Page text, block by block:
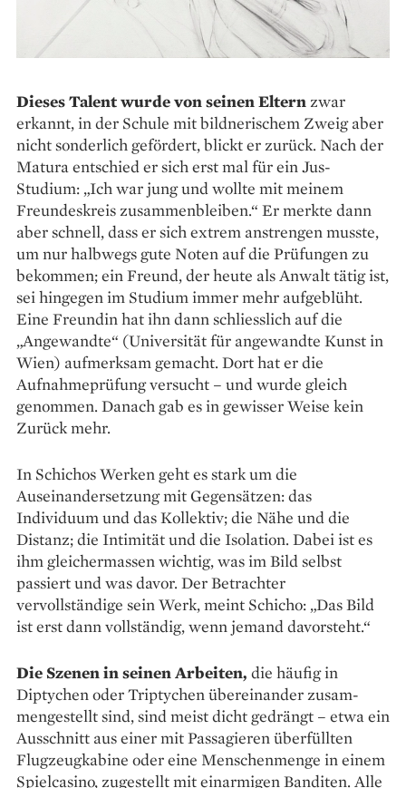
Dieses Talent wurde von seinen Elternzwar
erkannt, in der Schule mit bildnerischem Zweig aber
nicht sonderlich gefördert, blickt er zurück. Nach der
Matura entschied er sich erst mal für ein Jus-
Studium: „Ich war jung und wollte mit meinem
Freundeskreis zusammenbleiben.“ Er merkte dann
aber schnell, dass er sich extrem anstrengen musste,
um nur halbwegs gute Noten auf die Prüfungen zu
bekommen; ein Freund, der heute als Anwalt tätig ist,
sei hingegen im Studium immer mehr aufgeblüht.
Eine Freundin hat ihn dann schliesslich auf die
„Angewandte“ (Universität für angewandte Kunst in
Wien) aufmerksam gemacht. Dort hat er die
Aufnahmeprüfung versucht – und wurde gleich
genommen. Danach gab es in gewisser Weise kein
Zurück mehr.
In Schichos Werken geht es stark um die
Auseinandersetzung mit Gegensätzen: das
Individuum und das Kollektiv; die Nähe und die
Distanz; die Intimität und die Isolation. Dabei ist es
ihm gleichermassen wichtig, was im Bild selbst
passiert und was davor. Der Betrachter
vervollständige sein Werk, meint Schicho: „Das Bild
ist erst dann vollständig, wenn jemand davorsteht.“
Die Szenen in seinen Arbeiten, die häufig in
Diptychen oder Triptychen übereinander zusam­
mengestellt sind, sind meist dicht gedrängt – etwa ein
Ausschnitt aus einer mit Passagieren überfüllten
Flugzeugkabine oder eine Menschenmenge in einem
Spielcasino, zugestellt mit einarmigen Banditen. Alle